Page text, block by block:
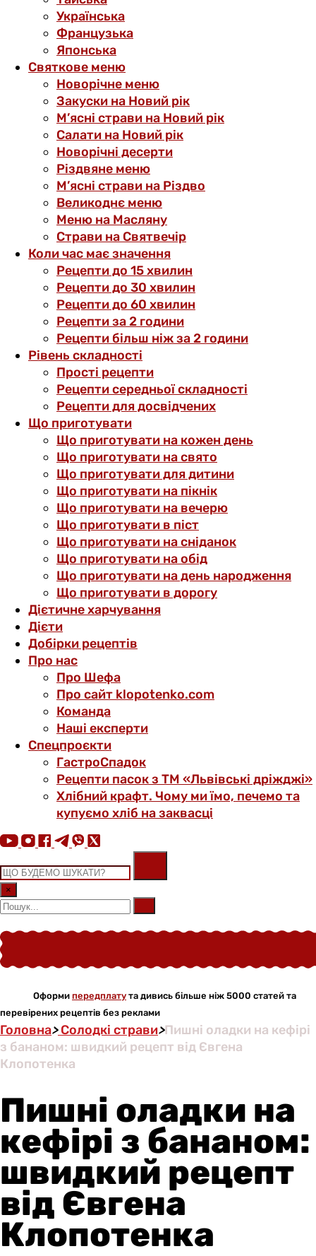
Українська
Французька
Японська
Святкове меню
Новорічне меню
Закуски на Новий рік
М’ясні страви на Новий рік
Салати на Новий рік
Новорічні десерти
Різдвяне меню
М’ясні страви на Різдво
Великоднє меню
Меню на Масляну
Страви на Святвечір
Коли час має значення
Рецепти до 15 хвилин
Рецепти до 30 хвилин
Рецепти до 60 хвилин
Рецепти за 2 години
Рецепти більш ніж за 2 години
Рівень складності
Прості рецепти
Рецепти середньої складності
Рецепти для досвідчених
Що приготувати
Що приготувати на кожен день
Що приготувати на свято
Що приготувати для дитини
Що приготувати на пікнік
Що приготувати на вечерю
Що приготувати в піст
Що приготувати на сніданок
Що приготувати на обід
Що приготувати на день народження
Що приготувати в дорогу
Дієтичне харчування
Дієти
Добірки рецептів
Про нас
Про Шефа
Про сайт klopotenko.com
Команда
Наші експерти
Спецпроєкти
ГастроСпадок
Рецепти пасок з ТМ «Львівські дріжджі»
Хлібний крафт. Чому ми їмо, печемо та
купуємо хліб на заквасці
×
Оформи передплату та дивись більше ніж 5000 статей та
перевірених рецептів без реклами
Головна>Солодкі страви>Пишні оладки на кефірі
з бананом: швидкий рецепт від Євгена
Клопотенка
Пишні оладки на
кефірі з бананом:
швидкий рецепт
від Євгена
Клопотенка